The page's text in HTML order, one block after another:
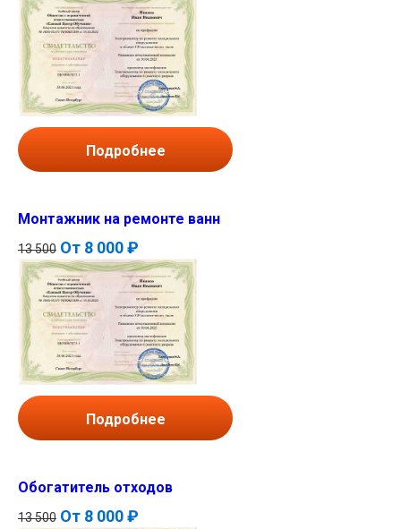
Подробнее
Монтажник на ремонте ванн
13 500 От 8 000 ₽
Подробнее
Обогатитель отходов
13 500 От 8 000 ₽